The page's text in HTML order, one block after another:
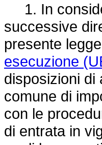
1. In
successive
presente
esecuzione
disposizioni di
comune di
con le
di entrata in